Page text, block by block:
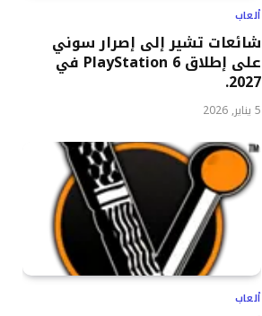
ألعاب
شائعات تشير إلى إصرار سوني
على إطلاق PlayStation 6 في
2027.
5 يناير, 2026
ألعاب